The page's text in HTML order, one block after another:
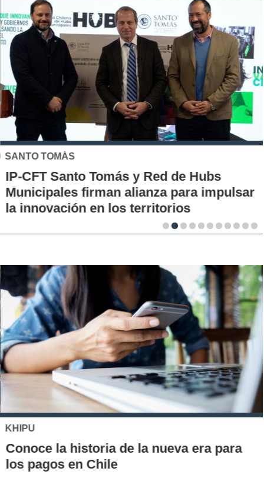
SANTO TOMÁS
IP-CFT Santo Tomás y Red de Hubs
Municipales firman alianza para impulsar
la innovación en los territorios
KHIPU
Conoce la historia de la nueva era para
los pagos en Chile